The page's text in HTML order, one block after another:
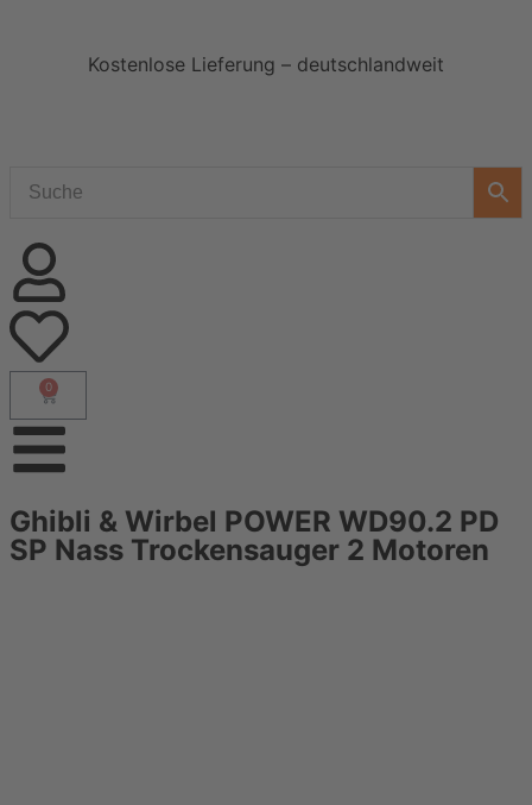
Kostenlose Lieferung – deutschlandweit
0
Ghibli & Wirbel POWER WD90.2 PD
SP Nass Trockensauger 2 Motoren